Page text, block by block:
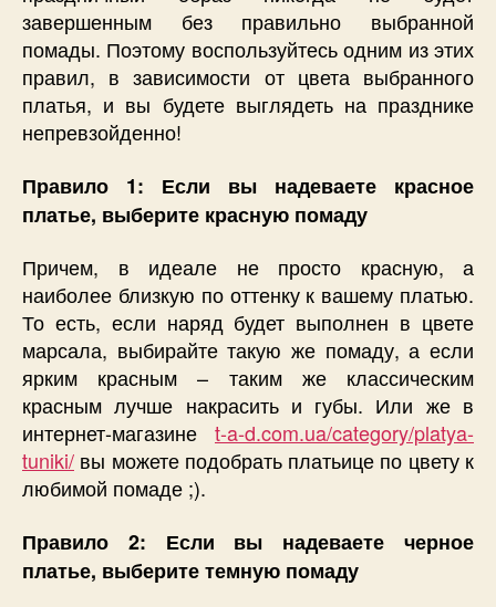
завершенным без правильно выбранной
помады. Поэтому воспользуйтесь одним из этих
правил, в зависимости от цвета выбранного
платья, и вы будете выглядеть на празднике
непревзойденно!
Правило 1: Если вы надеваете красное
платье, выберите красную помаду
Причем, в идеале не просто красную, а
наиболее близкую по оттенку к вашему платью.
То есть, если наряд будет выполнен в цвете
марсала, выбирайте такую же помаду, а если
ярким красным – таким же классическим
красным лучше накрасить и губы. Или же в
интернет-магазине t-a-d.com.ua/category/platya-
tuniki/ вы можете подобрать платьице по цвету к
любимой помаде ;).
Правило 2: Если вы надеваете черное
платье, выберите темную помаду